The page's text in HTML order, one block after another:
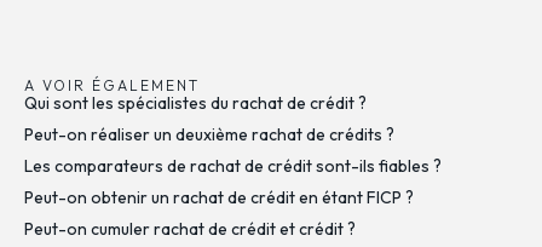
A VOIR ÉGALEMENT
Qui sont les spécialistes du rachat de crédit ?
Peut-on réaliser un deuxième rachat de crédits ?
Les comparateurs de rachat de crédit sont-ils fiables ?
Peut-on obtenir un rachat de crédit en étant FICP ?
Peut-on cumuler rachat de crédit et crédit ?